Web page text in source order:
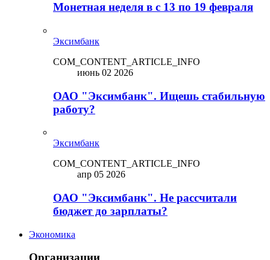
Монетная неделя в с 13 по 19 февраля
Эксимбанк
COM_CONTENT_ARTICLE_INFO
июнь 02 2026
ОАО "Эксимбанк". Ищешь стабильную
работу?
Эксимбанк
COM_CONTENT_ARTICLE_INFO
апр 05 2026
ОАО "Эксимбанк". Не рассчитали
бюджет до зарплаты?
Экономика